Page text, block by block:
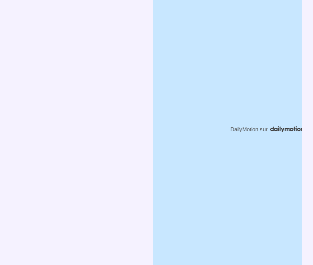
DailyMotion sur